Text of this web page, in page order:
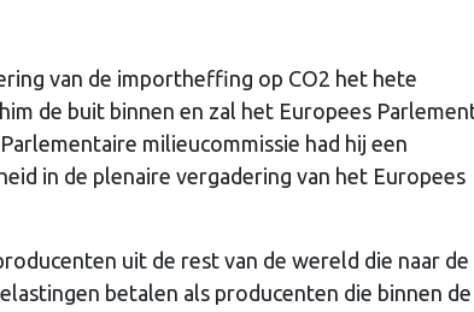
van de importheffing op CO2 het hete
de buit binnen en zal het Europees
milieucommissie had hij een
in de plenaire vergadering van het Europees
uit de rest van de wereld die naar de
betalen als producenten die binnen de